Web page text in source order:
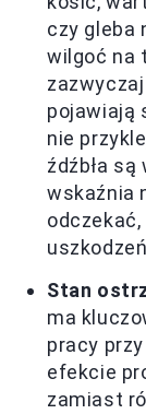
czy gleba
wilgoć na
pojawiają
nie
źdźbła są
wskaźnia
Stan
ma
pracy
efekcie
zamiast